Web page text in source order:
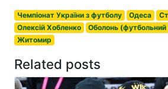
Чемпіонат України з футболу Одеса
Олексій Хобленко
Оболонь (футбольний
Житомир
Related posts